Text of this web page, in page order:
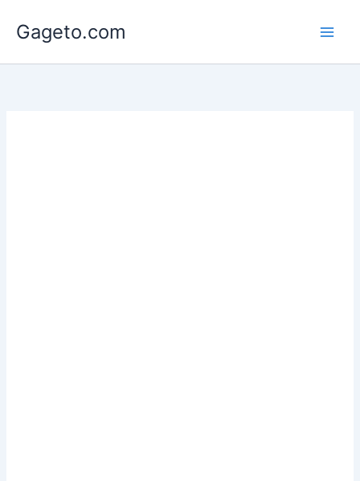
Gageto.com